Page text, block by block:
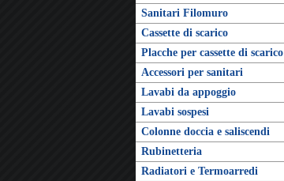
Sanitari Filomuro
Cassette di scarico
Placche per cassette di scarico
Accessori per sanitari
Lavabi da appoggio
Lavabi sospesi
Colonne doccia e saliscendi
Rubinetteria
Radiatori e Termoarredi